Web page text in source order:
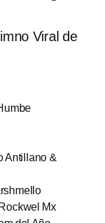
Viral de
Antillano &
Mx